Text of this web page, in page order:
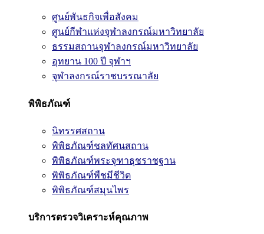
ศูนย์พันธกิจเพื่อสังคม
ศูนย์กีฬาแห่งจุฬาลงกรณ์มหาวิทยาลัย
ธรรมสถานจุฬาลงกรณ์มหาวิทยาลัย
อุทยาน 100 ปี จุฬาฯ
จุฬาลงกรณ์ราชบรรณาลัย
พิพิธภัณฑ์
นิทรรศสถาน
พิพิธภัณฑ์ชลทัศนสถาน
พิพิธภัณฑ์พระจุฑาธุชราชฐาน
พิพิธภัณฑ์พืชมีชีวิต
พิพิธภัณฑ์สมุนไพร
บริการตรวจวิเคราะห์คุณภาพ